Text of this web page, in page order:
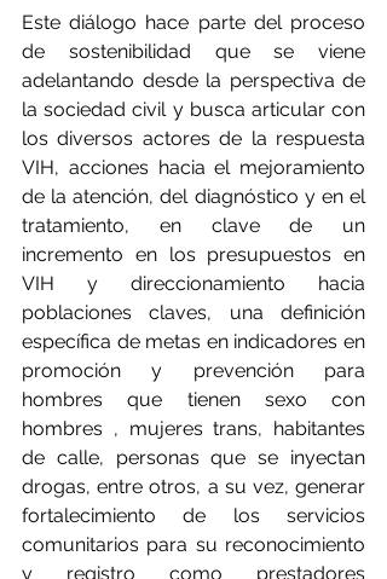
Este diálogo hace parte del proceso
de sostenibilidad que se viene
adelantando desde la perspectiva de
la sociedad civil y busca articular con
los diversos actores de la respuesta
VIH, acciones hacia el mejoramiento
de la atención, del diagnóstico y en el
tratamiento, en clave de un
incremento en los presupuestos en
VIH y direccionamiento hacia
poblaciones claves, una definición
específica de metas en indicadores en
promoción y prevención para
hombres que tienen sexo con
hombres , mujeres trans, habitantes
de calle, personas que se inyectan
drogas, entre otros, a su vez, generar
fortalecimiento de los servicios
comunitarios para su reconocimiento
y registro como prestadores